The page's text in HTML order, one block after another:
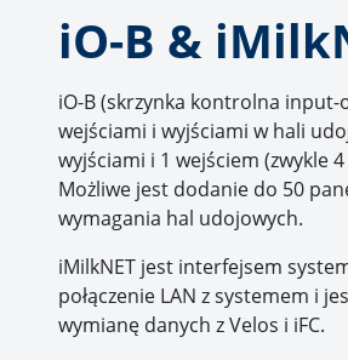
iO-B &
iO-B (skrzynka kontrolna
wejściami i wyjściami w hali
wyjściami i 1 wejściem (zwykle
Możliwe jest dodanie do 50
wymagania hal udojowych.
iMilkNET jest interfejsem
połączenie LAN z systemem i
wymianę danych z Velos i iFC.